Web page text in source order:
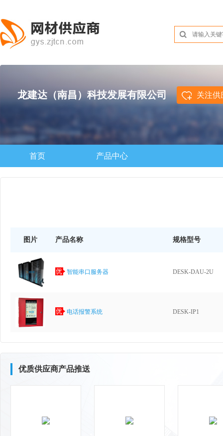
龙建达（南昌）科技发展有限公司 关注供
首页 产品中心
图片 产品名称 规格型号
智能串口服务器 DESK-DAU-2U
电话报警系统 DESK-IP1
优质供应商产品推送